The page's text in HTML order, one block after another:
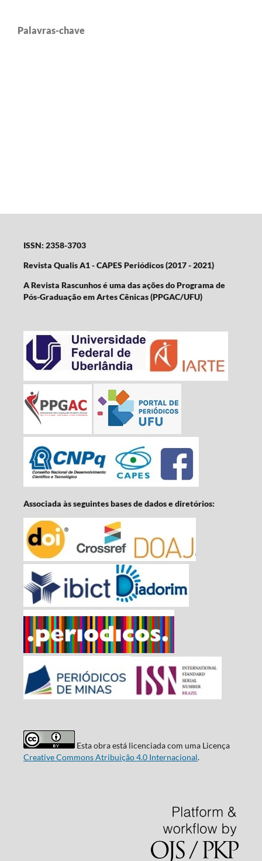
Palavras-chave
ISSN: 2358-3703
Revista Qualis A1 - CAPES Periódicos (2017 - 2021)
A Revista Rascunhos é uma das ações do Programa de
Pós-Graduação em Artes Cênicas (PPGAC/UFU)
Associada às seguintes bases de dados e diretórios:
Esta obra está licenciada com uma Licença
Creative Commons Atribuição 4.0 Internacional.